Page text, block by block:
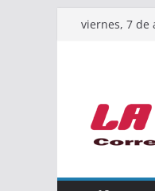
Saltarviernes, 7 de